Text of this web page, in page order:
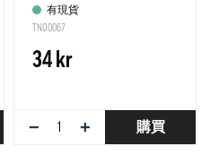
有現貨
TNO0067
34 kr
− + 購買